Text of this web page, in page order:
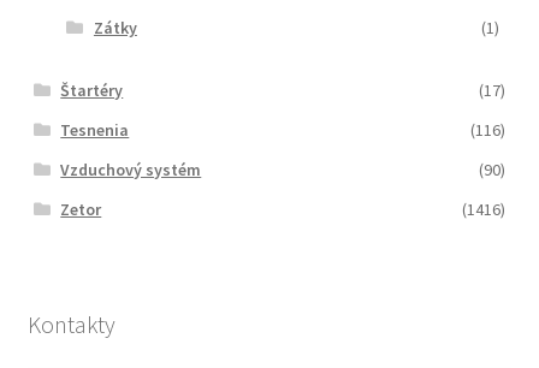
Zátky
(1)
Štartéry
(17)
Tesnenia
(116)
Vzduchový systém
(90)
Zetor
(1416)
Kontakty